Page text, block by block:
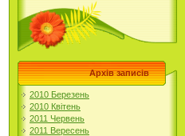
Архів записів
2010 Березень
2010 Квітень
2011 Червень
2011 Вересень